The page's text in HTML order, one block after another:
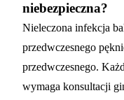
niebezpieczna?
Nieleczona infekcja
przedwczesnego
przedwczesnego.
wymaga konsultacji